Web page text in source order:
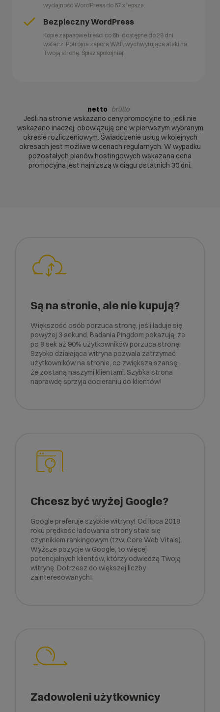
wydajność WordPress do 67 x lepsza.
Bezpieczny WordPress
Kopie zapasowe treści co 6h, dostępne do 28 dni
wstecz. Potrójna zapora WAF, wychwytująca ataki na
Twoją stronę. Śpisz spokojniej.
netto brutto
Jeśli na stronie wskazano ceny promocyjne to, jeśli nie
wskazano inaczej, obowiązują one w pierwszym wybranym
okresie rozliczeniowym. Świadczenie usług w kolejnych
okresach jest możliwe w cenach regularnych. W wypadku
pozostałych planów hostingowych wskazana cena
promocyjna jest najniższą w ciągu ostatnich 30 dni.
Są na stronie, ale nie kupują?
Większość osób porzuca stronę, jeśli ładuje się
powyżej 3 sekund. Badania Pingdom pokazują, że
po 8 sek aż 90% użytkowników porzuca stronę.
Szybko działająca witryna pozwala zatrzymać
użytkowników na stronie, co zwiększa szansę,
że zostaną naszymi klientami. Szybka strona
naprawdę sprzyja docieraniu do klientów!
Chcesz być wyżej Google?
Google preferuje szybkie witryny! Od lipca 2018
roku prędkość ładowania strony stała się
czynnikiem rankingowym (tzw. Core Web Vitals).
Wyższe pozycje w Google, to więcej
potencjalnych klientów, którzy odwiedzą Twoją
witrynę. Dotrzesz do większej liczby
zainteresowanych!
Zadowoleni użytkownicy